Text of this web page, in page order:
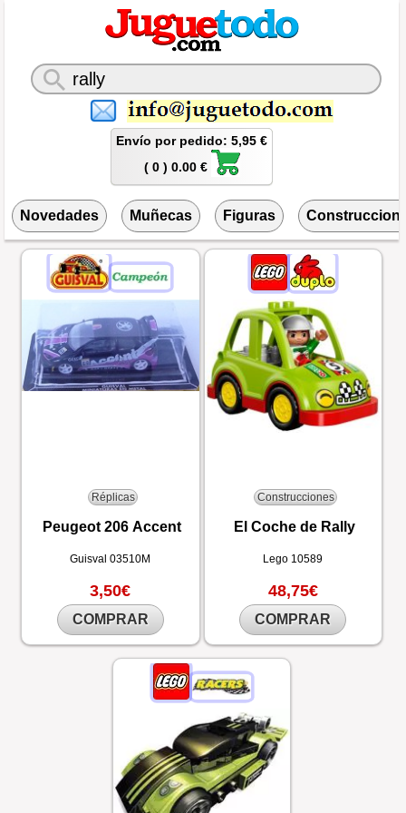
Envío por pedido: 5,95 €
( 0 ) 0.00 €
Novedades Muñecas Figuras
Réplicas
Peugeot 206 Accent
Guisval03510M
3,50€
COMPRAR
Construcciones
El Coche de Rally
Lego 10589
48,75€
COMPRAR